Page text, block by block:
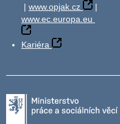
| www.opjak.cz
|
www.ec.europa.eu
Kariéra